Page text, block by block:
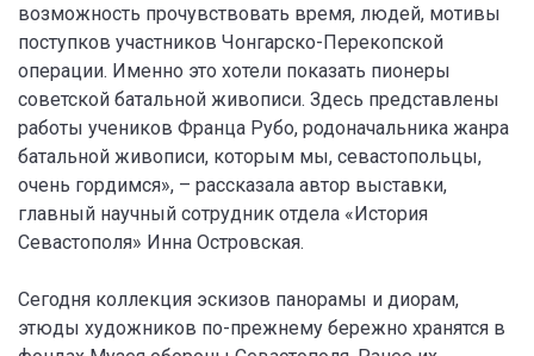
возможность прочувствовать время, людей, мотивы
поступков участников Чонгарско-Перекопской
операции. Именно это хотели показать пионеры
советской батальной живописи. Здесь представлены
работы учеников Франца Рубо, родоначальника жанра
батальной живописи, которым мы, севастопольцы,
очень гордимся», – рассказала автор выставки,
главный научный сотрудник отдела «История
Севастополя» Инна Островская.
Сегодня коллекция эскизов панорамы и диорам,
этюды художников по-прежнему бережно хранятся в